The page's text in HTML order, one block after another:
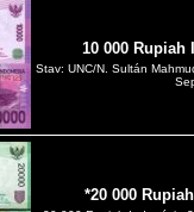
10 000 Rupiah
Stav: UNC/N. Sultán
*20 000